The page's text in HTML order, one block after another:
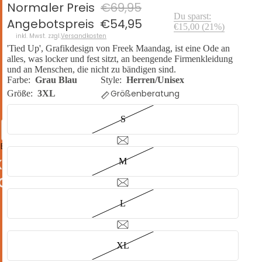
ABSPIELEN
Normaler Preis €69,95
Angebotspreis €54,95
inkl. Mwst. zzgl.Versandkosten
Du sparst:
€15,00 (21%)
'Tied Up', Grafikdesign von Freek Maandag, ist eine Ode an
alles, was locker und fest sitzt, an beengende Firmenkleidung
und an Menschen, die nicht zu bändigen sind.
Farbe: Grau Blau Style: Herren/Unisex
Größe: 3XL Größenberatung
S
M
L
XL